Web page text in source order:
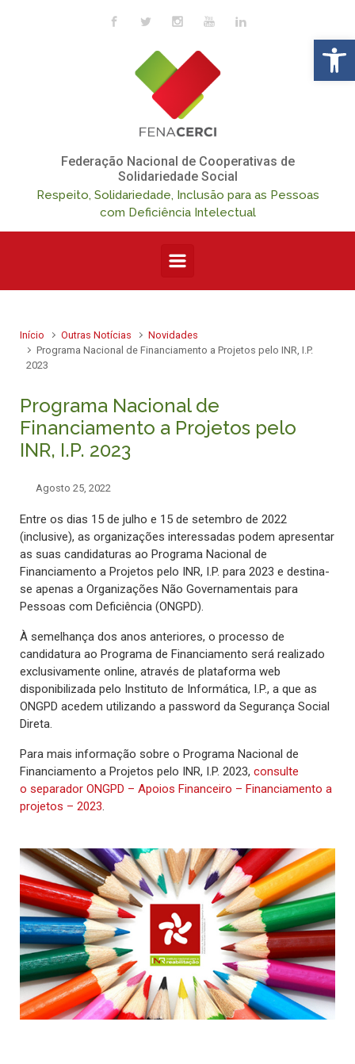
Skip to main content
Federação Nacional de Cooperativas de
Solidariedade Social
Respeito, Solidariedade, Inclusão para as Pessoas
com Deficiência Intelectual
Início Outras Notícias
Novidades
Programa Nacional de Financiamento a Projetos pelo INR, I.P.
2023
Programa Nacional de
Financiamento a Projetos pelo
INR, I.P. 2023
Agosto 25, 2022
Entre os dias 15 de julho e 15 de setembro de 2022
(inclusive), as organizações interessadas podem apresentar
as suas candidaturas ao Programa Nacional de
Financiamento a Projetos pelo INR, I.P. para 2023 e destina-
se apenas a Organizações Não Governamentais para
Pessoas com Deficiência (ONGPD).
À semelhança dos anos anteriores, o processo de
candidatura ao Programa de Financiamento será realizado
exclusivamente online, através de plataforma web
disponibilizada pelo Instituto de Informática, I.P., a que as
ONGPD acedem utilizando a password da Segurança Social
Direta.
Para mais informação sobre o Programa Nacional de
Financiamento a Projetos pelo INR, I.P. 2023, consulte
o separador ONGPD – Apoios Financeiro – Financiamento a
projetos – 2023.